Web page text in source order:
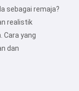
sebagai remaja?
realistik
Cara yang
dan